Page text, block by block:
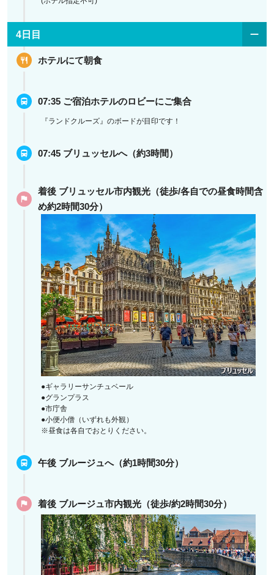
4日目
ホテルにて朝食
07:35 ご宿泊ホテルのロビーにご集合
『ランドクルーズ』のボードが目印です！
07:45 ブリュッセルへ（約3時間）
着後 ブリュッセル市内観光（徒歩/各自での昼食時間含
め約2時間30分）
●ギャラリーサンチュベール
●グランプラス
●市庁舎
●小便小僧（いずれも外観）
※昼食は各自でおとりください。
午後 ブルージュへ（約1時間30分）
着後 ブルージュ市内観光（徒歩/約2時間30分）